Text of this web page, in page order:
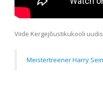
Viide Kergejõustikukooli
Meistertreener Harry